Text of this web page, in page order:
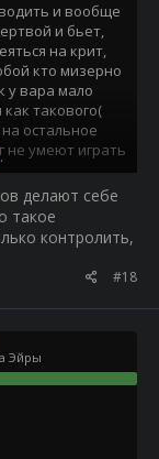
и вообще
и бьет,
на крит,
кто мизерно
у вара мало
такового(
остальное
не умеют играть
нет,
за столь
понимаете,что
нет барда,
ковыряет не
ману то и
я не
варом ибо
их консерва
в фул голде
уже бы
того
и выипоны
делают себе
такое
контролить,
#18
Эйры